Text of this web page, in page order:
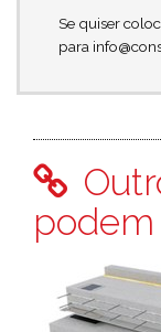
Se quiser
para